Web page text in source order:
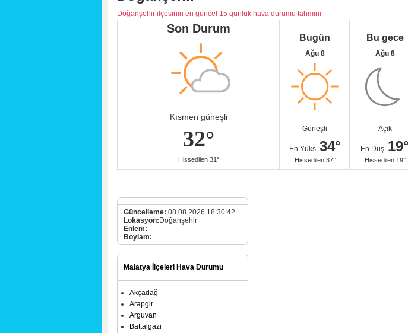
Doğanşehir ilçesinin en güncel 15 günlük hava durumu tahmini
Son Durum
Kısmen güneşli
32°
Hissedilen 31°
Bugün
Ağu 8
Güneşli
En Yüks. 34°
Hissedilen 37°
Bu gece
Ağu 8
Açık
En Düş. 19°
Hissedilen 19°
Güncelleme: 08.08.2026 18:30:42
Lokasyon: Doğanşehir
Enlem:
Boylam:
Malatya İlçeleri Hava Durumu
Akçadağ
Arapgir
Arguvan
Battalgazi